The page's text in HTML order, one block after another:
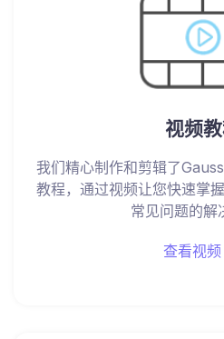
视频
我们精心制作和剪辑了
教程，通过视频让您快速掌
常见问题的解
查看视频